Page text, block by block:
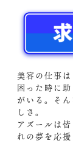
美容の仕事は
困った時に
がいる。そ
しさ。
アズールは
れの夢を応援